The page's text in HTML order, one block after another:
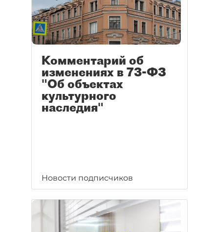
Комментарий об
изменениях в 73-ФЗ
"Об объектах
культурного
наследия"
Новости подписчиков